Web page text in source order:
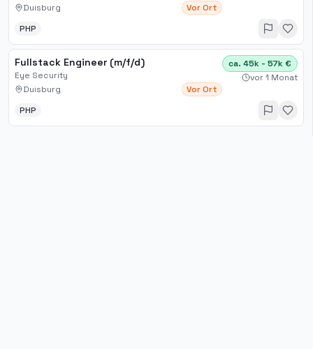
Duisburg
Vor Ort
PHP
Fullstack Engineer (m/f/d)
Eye Security
Duisburg
Vor Ort
ca. 45k - 57k €
vor 1 Monat
PHP